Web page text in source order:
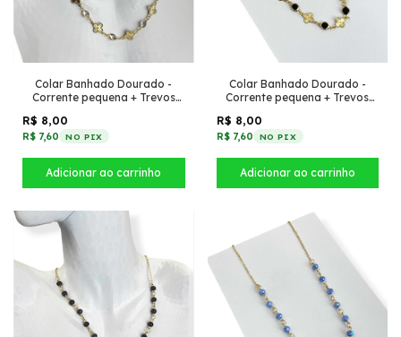
Colar Banhado Dourado -
Corrente pequena + Trevos
R$ 8,00
R$ 7,60 NO PIX
Colar Banhado Dourado -
Corrente pequena + Trevos
R$ 8,00
R$ 7,60 NO PIX